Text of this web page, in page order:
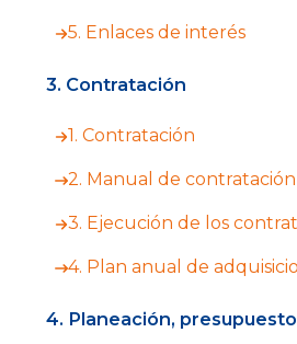
5. Enlaces de interés
3. Contratación
1. Contratación
2. Manual de contratación
3. Ejecución de los
4. Plan anual de
4. Planeación,